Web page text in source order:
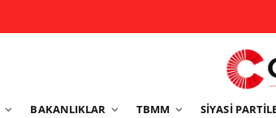
BAKANLIKLAR TBMM SIYASI